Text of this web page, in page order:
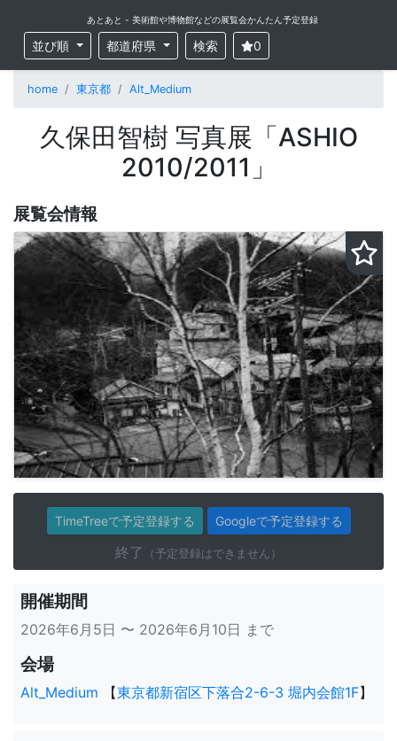
あとあと - 美術館や博物館などの展覧会かんたん予定登録
並び順 都道府県 検索 0
home 東京都 Alt_Medium
久保田智樹 写真展「ASHIO
2010/2011」
展覧会情報
TimeTreeで予定登録する Googleで予定登録する
終了 （予定登録はできません）
開催期間
2026年6月5日 〜 2026年6月10日 まで
会場
Alt_Medium 【東京都新宿区下落合2-6-3 堀内会館1F】